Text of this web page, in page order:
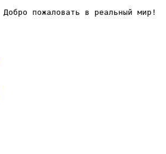
пожаловать в реальный мир!